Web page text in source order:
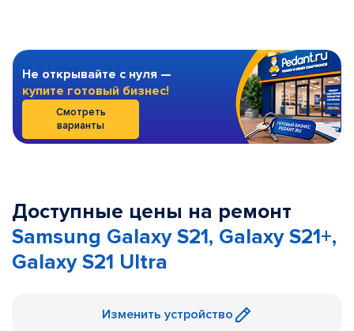
Не открывайте с нуля —
купите готовый бизнес!
Смотреть
варианты
Доступные цены на ремонт
Samsung Galaxy S21, Galaxy S21+,
Galaxy S21 Ultra
Изменить устройство